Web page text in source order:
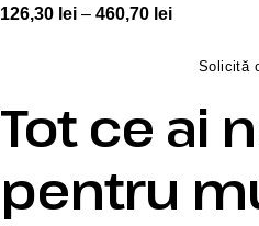
126,30 lei – 460,70 lei
Solicită
Tot ce ai
pentru